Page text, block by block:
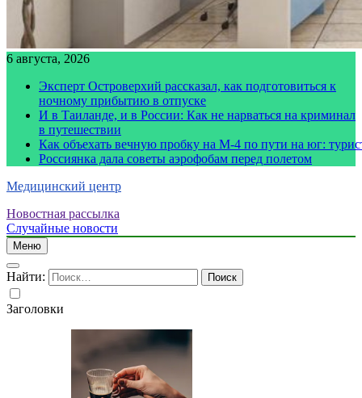
6 августа, 2026
Эксперт Островерхий рассказал, как подготовиться к
ночному прибытию в отпуске
И в Таиланде, и в России: Как не нарваться на криминал
в путешествии
Как объехать вечную пробку на М-4 по пути на юг:
Россиянка дала советы аэрофобам перед полетом
Медицинский центр
Новостная рассылка
Случайные новости
Меню
Найти:
Заголовки